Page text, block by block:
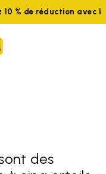
réduction avec le
des